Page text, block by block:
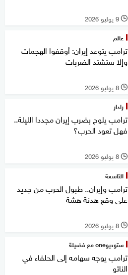
l 9 يوليو 2026
عالم
ترامب يتوعد إيران: أوقفوا الهجمات
وإلا ستشتد الضربات
l 8 يوليو 2026
رادار
ترامب يلوح بضرب إيران مجددا الليلة..
فهل تعود الحرب؟
l 8 يوليو 2026
التاسعة
ترامب وإيران.. طبول الحرب من جديد
على وقع هدنة هشة
l 8 يوليو 2026
ستوديوone مع فضيلة
ترامب يوجه سهامه إلى الحلفاء في
الناتو